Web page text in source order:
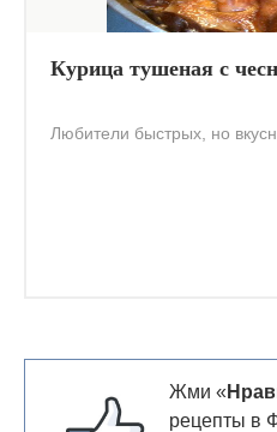
Курица тушеная с
Любители быстрых, но
Жми «
рецепты в